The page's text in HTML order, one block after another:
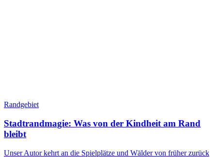
Randgebiet
Stadtrandmagie: Was von der Kindheit am Rand
bleibt
Unser Autor kehrt an die Spielplätze und Wälder von früher zurück